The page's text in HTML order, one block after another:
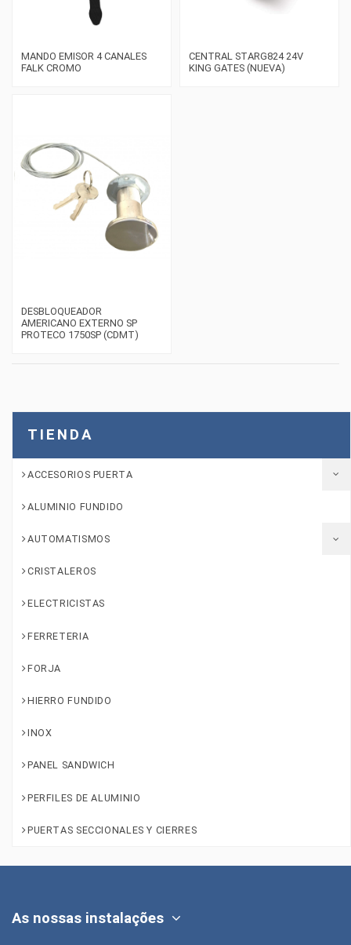
MANDO EMISOR 4 CANALES
FALK CROMO
CENTRAL STARG824 24V
KING GATES (NUEVA)
DESBLOQUEADOR
AMERICANO EXTERNO SP
PROTECO 1750SP (CDMT)
TIENDA
ACCESORIOS PUERTA
ALUMINIO FUNDIDO
AUTOMATISMOS
CRISTALEROS
ELECTRICISTAS
FERRETERIA
FORJA
HIERRO FUNDIDO
INOX
PANEL SANDWICH
PERFILES DE ALUMINIO
PUERTAS SECCIONALES Y CIERRES
As nossas instalações